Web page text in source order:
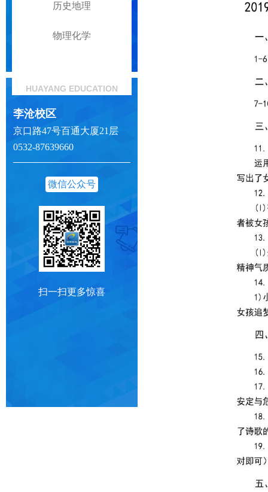
历史地理
物理化学
HUAYANG EDUCATION
李沧校区
京口路47号百通大厦21层
0532-87639660
微信公众号
扫一扫更多惊喜